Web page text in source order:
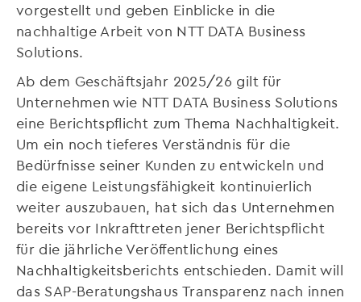
vorgestellt und geben Einblicke in die
nachhaltige Arbeit von NTT DATA Business
Solutions.
Ab dem Geschäftsjahr 2025/26 gilt für
Unternehmen wie NTT DATA Business Solutions
eine Berichtspflicht zum Thema Nachhaltigkeit.
Um ein noch tieferes Verständnis für die
Bedürfnisse seiner Kunden zu entwickeln und
die eigene Leistungsfähigkeit kontinuierlich
weiter auszubauen, hat sich das Unternehmen
bereits vor Inkrafttreten jener Berichtspflicht
für die jährliche Veröffentlichung eines
Nachhaltigkeitsberichts entschieden. Damit will
das SAP-Beratungshaus Transparenz nach innen